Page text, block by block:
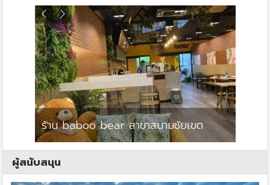
ร้าน baboo bear สาขาสนามชัยเขต
ผู้สนับสนุน